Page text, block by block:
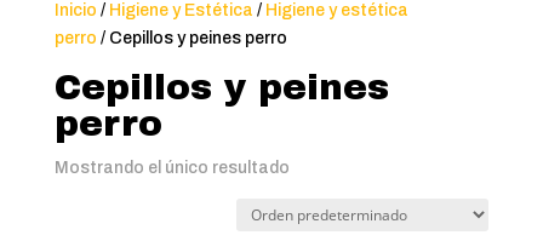
Inicio / Higiene y Estética / Higiene y estética
perro / Cepillos y peines perro
Cepillos y peines
perro
Mostrando el único resultado